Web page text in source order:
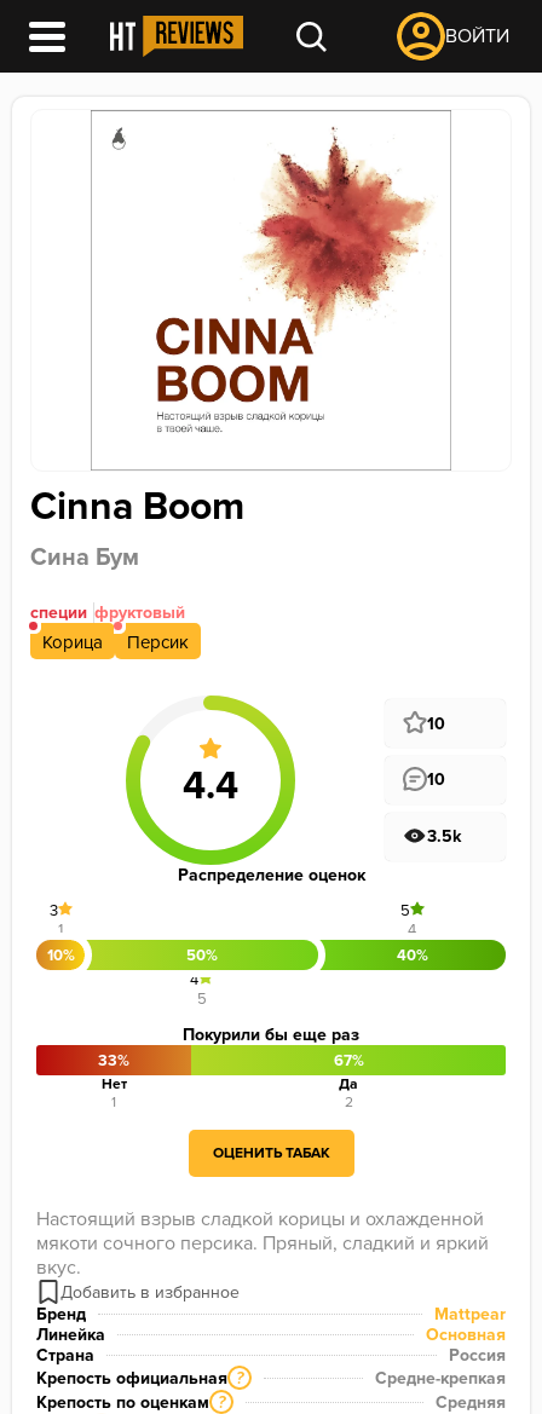
ВОЙТИ
Cinna Boom
Сина Бум
специи фруктовый
Корица Персик
Настоящий взрыв сладкой корицы и охлажденной
мякоти сочного персика. Пряный, сладкий и яркий
вкус.
Бренд
Mattpear
Линейка
Основная
Страна
Россия
Крепость официальная ?
Средне-крепкая
Крепость по оценкам ?
Средняя
10
10
3.5k
Распределение оценок
10%
3
1
50%
4
5
40%
5
4
Покурили бы еще раз
33%
Нет
1
67%
Да
2
ОЦЕНИТЬ ТАБАК